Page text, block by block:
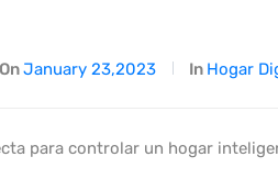
OnJanuary 23,2023 In Hogar
para controlar un hogar